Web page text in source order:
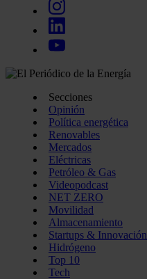
Secciones
Opinión
Política energética
Renovables
Mercados
Eléctricas
Petróleo & Gas
Videopodcast
NET ZERO
Movilidad
Almacenamiento
Startups & Innovación
Hidrógeno
Top 10
Tech